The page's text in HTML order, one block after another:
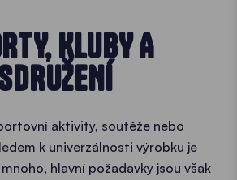
KLUBY A
aktivity, soutěže nebo
k univerzálnosti výrobku je
hlavní požadavky jsou však